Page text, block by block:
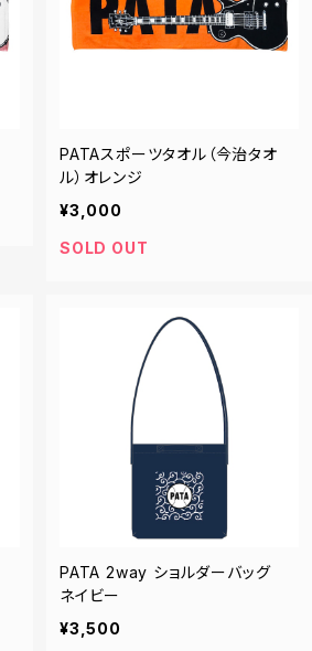
PATAスポーツタオル（今治タオ
ル）オレンジ
¥3,000
SOLD OUT
PATA 2way ショルダーバッグ
ネイビー
¥3,500